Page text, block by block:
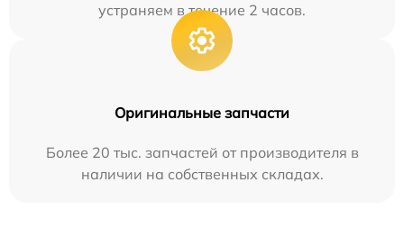
устраняем в течение 2 часов.
Оригинальные запчасти
Более 20 тыс. запчастей от производителя в
наличии на собственных складах.